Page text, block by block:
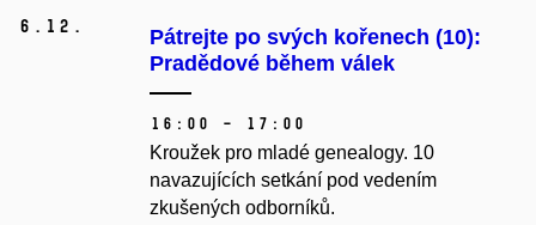
6. 12.
Pátrejte po svých kořenech (10):
Pradědové během válek
16:00 – 17:00
Kroužek pro mladé genealogy. 10
navazujících setkání pod vedením
zkušených odborníků.